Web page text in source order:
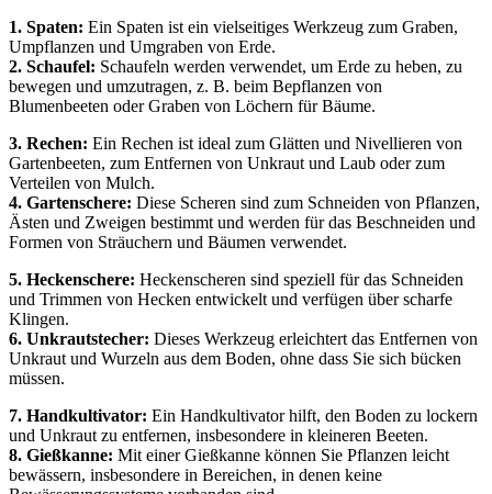
1. Spaten: Ein Spaten ist ein vielseitiges Werkzeug zum Graben,
Umpflanzen und Umgraben von Erde.
2. Schaufel: Schaufeln werden verwendet, um Erde zu heben, zu
bewegen und umzutragen, z. B. beim Bepflanzen von
Blumenbeeten oder Graben von Löchern für Bäume.
3. Rechen: Ein Rechen ist ideal zum Glätten und Nivellieren von
Gartenbeeten, zum Entfernen von Unkraut und Laub oder zum
Verteilen von Mulch.
4. Gartenschere: Diese Scheren sind zum Schneiden von Pflanzen,
Ästen und Zweigen bestimmt und werden für das Beschneiden und
Formen von Sträuchern und Bäumen verwendet.
5. Heckenschere: Heckenscheren sind speziell für das Schneiden
und Trimmen von Hecken entwickelt und verfügen über scharfe
Klingen.
6. Unkrautstecher: Dieses Werkzeug erleichtert das Entfernen von
Unkraut und Wurzeln aus dem Boden, ohne dass Sie sich bücken
müssen.
7. Handkultivator: Ein Handkultivator hilft, den Boden zu lockern
und Unkraut zu entfernen, insbesondere in kleineren Beeten.
8. Gießkanne: Mit einer Gießkanne können Sie Pflanzen leicht
bewässern, insbesondere in Bereichen, in denen keine